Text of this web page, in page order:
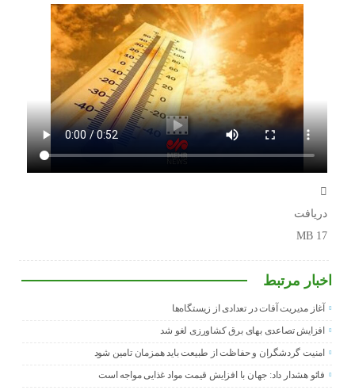
دریافت
17 MB
اخبار مرتبط
آغاز مدیریت آفات در تعدادی از زیستگاه‌ها
افزایش تصاعدی بهای برق کشاورزی لغو شد
امنیت گردشگران و حفاظت از طبیعت باید همزمان تامین شود
فائو هشدار داد: جهان با افزایش قیمت مواد غذایی مواجه است